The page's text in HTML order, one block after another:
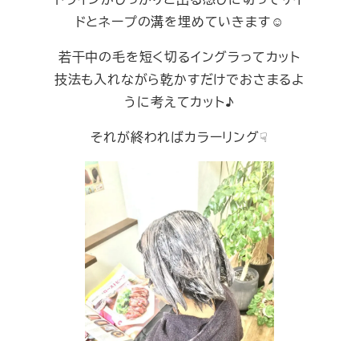
ドとネープの溝を埋めていきます☺︎
若干中の毛を短く切るイングラってカット
技法も入れながら乾かすだけでおさまるよ
うに考えてカット♪
それが終わればカラーリング☟